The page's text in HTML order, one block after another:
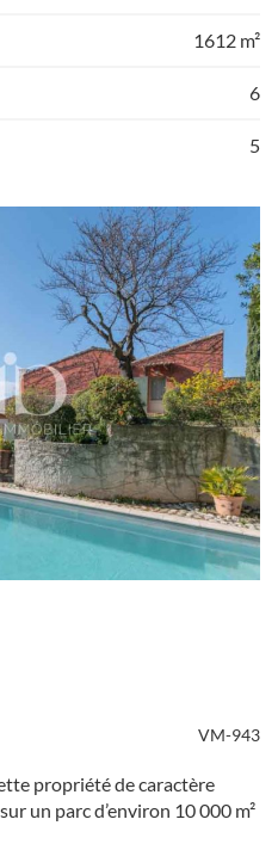
1612 m²
6
5
VM-943
propriété de caractère
un parc d’environ 10 000 m²